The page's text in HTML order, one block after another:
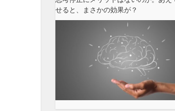
せると、まさかの効果が？